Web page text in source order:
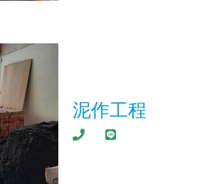
泥作工程